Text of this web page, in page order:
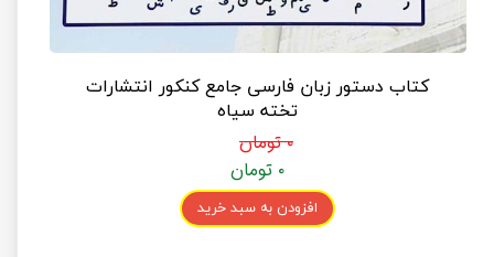
کتاب دستور زبان فارسی جامع کنکور انتشارات
تخته سیاه
۰ تومان
۰ تومان
افزودن به سبد خرید